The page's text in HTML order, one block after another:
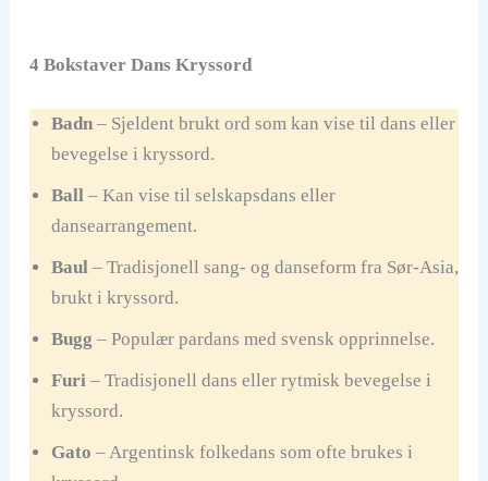
4 Bokstaver Dans Kryssord
Badn– Sjeldent brukt ord som kan vise til dans eller
bevegelse i kryssord.
Ball– Kan vise til selskapsdans eller
dansearrangement.
Baul– Tradisjonell sang- og danseform fra Sør-Asia,
brukt i kryssord.
Bugg – Populær pardans med svensk opprinnelse.
Furi– Tradisjonell dans eller rytmisk bevegelse i
kryssord.
Gato – Argentinsk folkedans som ofte brukes i